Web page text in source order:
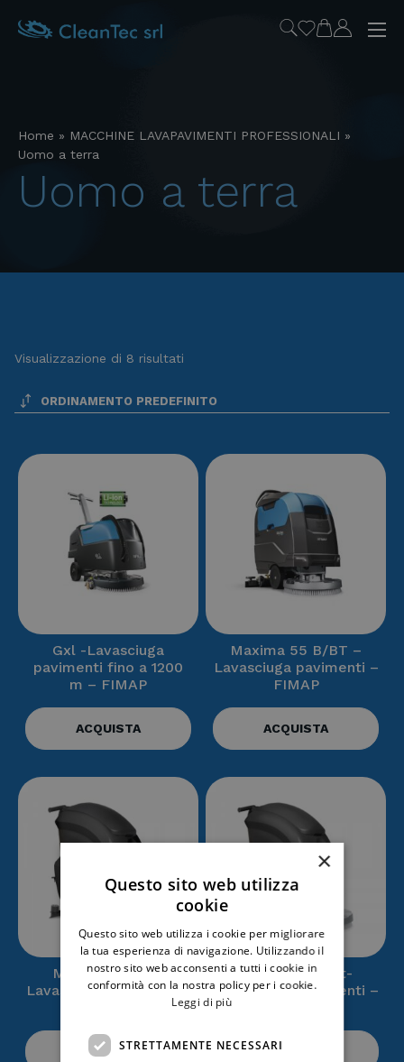
Home » MACCHINE LAVAPAVIMENTI PROFESSIONALI »
Uomo a terra
uomo a terra
Visualizzazione di 8 risultati
Gxl -Lavasciuga
pavimenti fino a 1200
m – FIMAP
ACQUISTA
Maxima 55 B/BT –
Lavasciuga pavimenti –
FIMAP
ACQUISTA
MMx 43 B – Bt-
Lavasciuga pavimenti –
ACQUISTA
MMx 50 B – Bt-
Lavasciuga pavimenti –
ACQUISTA
×
Questo sito web utilizza
cookie
Questo sito web utilizza i cookie per migliorare
la tua esperienza di navigazione. Utilizzando il
nostro sito web acconsenti a tutti i cookie in
conformità con la nostra policy per i cookie.
Leggi di più
STRETTAMENTE NECESSARI